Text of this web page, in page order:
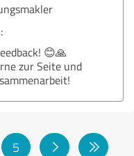
😊🙏
zur Seite und
5